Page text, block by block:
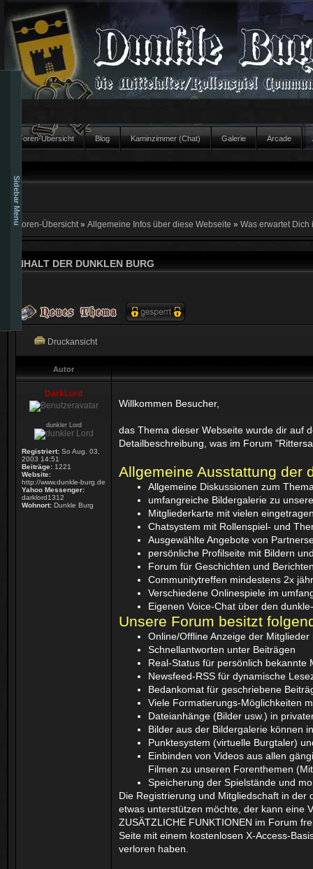
Sidebar Menu
Foren-Übersicht Blog Kaminzimmer (Chat) Galerie Arcade
Foren-Übersicht» Allgemeine Infos über diese Webseite » Was erwartet Dich
INHALT DER DUNKLEN BURG
Druckansicht
Autor
DarkLord
dunkler Lord
Registriert: So Aug. 03,
2003 14:51
Beiträge: 1221
Website:
http://www.dunkle-burg.de
Yahoo Messenger:
darklord1312
Wohnort: Dunkle Burg
Willkommen Besucher,
das Thema dieser Webseite wurde dir auf
Detailbeschreibung, was im Forum
Allgemeine Ausstattung der
Allgemeine Diskussionen zum
umfangreiche Bildergalerie zu
Mitgliederkarte mit vielen
Chatsystem mit Rollenspiel- und
Ausgewählte Angebote von
persönliche Profilseite mit Bildern
Forum für Geschichten und
Communitytreffen mindestens 2x
Verschiedene Onlinespiele im
Eigenen Voice-Chat über den
Unsere Forum besitzt
Online/Offline Anzeige der Mitglieder
Schnellantworten unter Beiträgen
Real-Status für persönlich bekannte
Newsfeed-RSS für dynamische
Bedankomat für geschriebene
Viele Formatierungs-Möglichkeiten
Dateianhänge (Bilder usw.) in
Bilder aus der Bildergalerie können
Punktesystem (virtuelle Burgtaler)
Einbinden von Videos aus allen
Filmen zu unseren Forenthemen
Speicherung der Spielstände und
Die Registrierung und Mitgliedschaft in
etwas unterstützen möchte, der kann eine
ZUSÄTZLICHE FUNKTIONEN im Forum
Seite mit einem kostenlosen X-Access-
verloren haben.